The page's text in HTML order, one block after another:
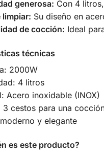
generosa: Con 4
limpiar: Su diseño en
de cocción: Ideal
técnicas
2000W
4 litros
Acero inoxidable (INOX)
3 cestos para una
y elegante
es este producto?